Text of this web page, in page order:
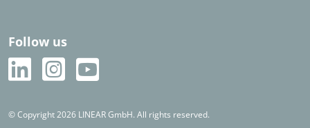
Follow us
© Copyright 2026 LINEAR GmbH. All rights reserved.